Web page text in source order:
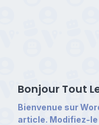
Bonjour Tout
Bienvenue sur
article. Modifiez-